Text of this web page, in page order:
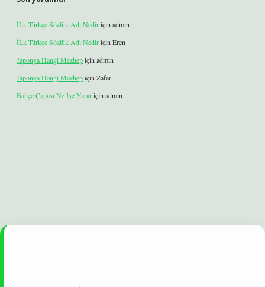
İLk Türkçe Sözlük Adı Nediriçin admin
İLk Türkçe Sözlük Adı Nediriçin Eren
Japonya Hangi Mezhepiçin admin
Japonya Hangi Mezhepiçin Zafer
Bahçe Çapası Ne Işe Yarariçin admin
yeni girişilbet